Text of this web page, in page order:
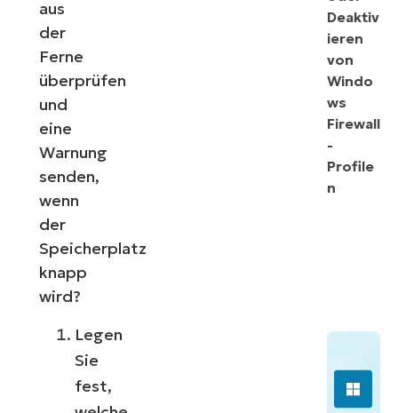
aus
der
Ferne
überprüfen
und
eine
Warnung
senden,
wenn
der
Speicherplatz
knapp
wird?
Legen
Sie
fest,
Deaktiv
ieren
von
Windo
ws
Firewall
-
Profile
n